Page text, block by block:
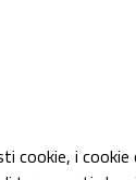
cookie, i